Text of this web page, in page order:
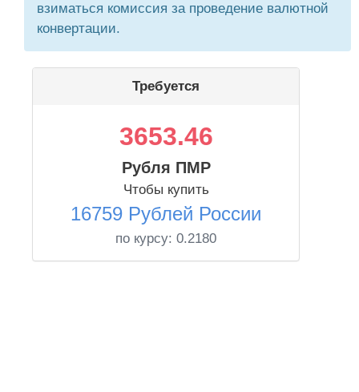
взиматься комиссия за проведение валютной
конвертации.
Требуется
3653.46
Рубля ПМР
Чтобы купить
16759 Рублей России
по курсу: 0.2180